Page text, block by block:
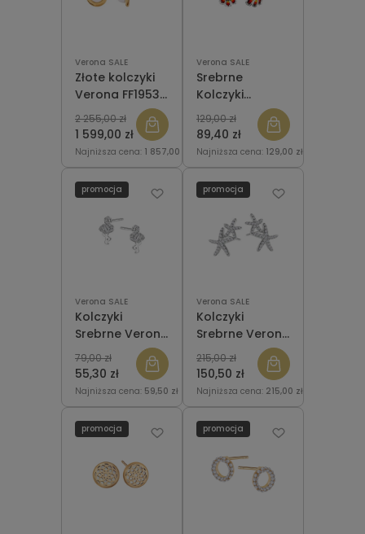
Verona SALE
Złote kolczyki
Verona FF19535
z Perłami
1 599,00 zł
2 255,00 zł
Najniższa cena: 1 857,00 zł
Verona SALE
Srebrne
Kolczyki
Verona z
markazytami i
emalią - kwiaty
- Tajemniczy
Ogród
89,40 zł
129,00 zł
Najniższa cena: 129,00 zł
Verona SALE
Kolczyki
Srebrne Verona
Flaming
KW51006
55,30 zł
79,00 zł
Najniższa cena: 59,50 zł
promocja
Verona SALE
Kolczyki
Srebrne Verona
Rozgwiazda
KW50798
150,50 zł
215,00 zł
Najniższa cena: 215,00 zł
promocja
promocja promocja